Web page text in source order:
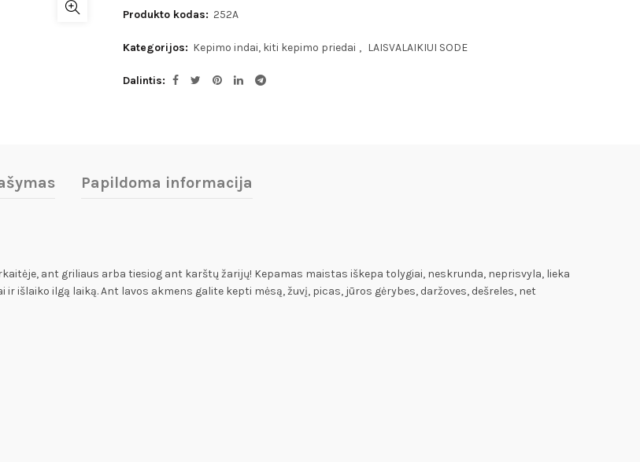
Produkto kodas: 252A
Kategorijos: Kepimo indai, kiti kepimo priedai , LAISVALAIKIUI SODE
Dalintis
Papildoma informacija
ant griliaus arba tiesiog ant karštų žarijų! Kepamas maistas iškepa tolygiai, neskrunda, neprisvyla, lieka
išlaiko ilgą laiką. Ant lavos akmens galite kepti mėsą, žuvį, picas, jūros gėrybes, daržoves, dešreles, net